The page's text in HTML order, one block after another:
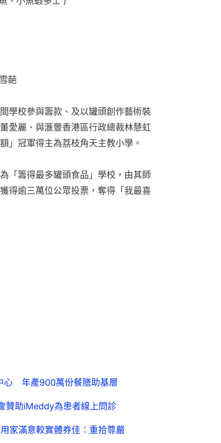
葩
學校參與籌款、及以罐頭創作藝術裝
愛麗、與滙豐香港區行政總裁林慧虹
」冠軍得主為荔枝角天主教小學。
「籌得最多罐頭食品」學校，由其師
得逾三萬位公眾投票，奪得「我最喜
心 年產900萬份餐膳助基層
助iMeddy為患者線上問診
家滿意較實體券佳：重拾尊嚴